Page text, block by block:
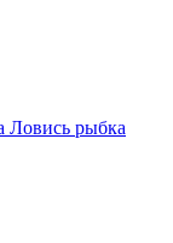
Ловись рыбка